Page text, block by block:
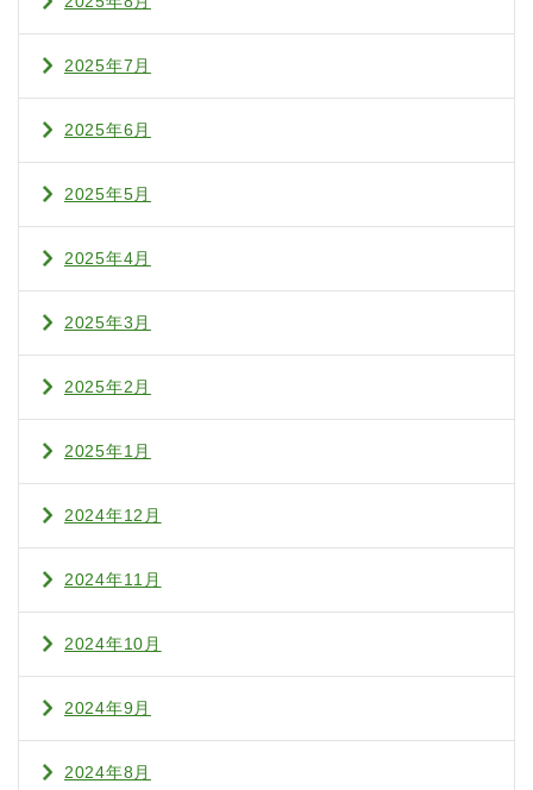
2025年7月
2025年6月
2025年5月
2025年4月
2025年3月
2025年2月
2025年1月
2024年12月
2024年11月
2024年10月
2024年9月
2024年8月